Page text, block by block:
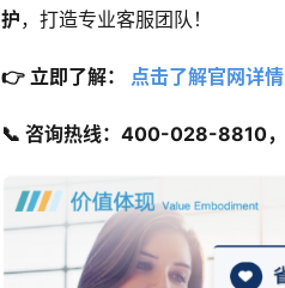
护，打造专业客服团队！
👉 立即了解： 点击了解官网详情
📞 咨询热线：400-028-8810，